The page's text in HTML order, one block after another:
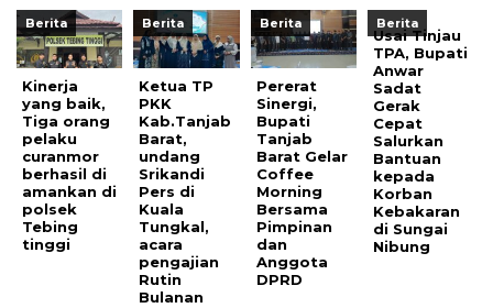
Berita
Kinerja
yang baik,
Tiga orang
pelaku
curanmor
berhasil di
amankan di
polsek
Tebing
tinggi
Berita
Ketua TP
PKK
Kab.Tanjab
Barat,
undang
Srikandi
Pers di
Kuala
Tungkal,
acara
pengajian
Rutin
Bulanan
Berita
Pererat
Sinergi,
Bupati
Tanjab
Barat Gelar
Coffee
Morning
Bersama
Pimpinan
dan
Anggota
DPRD
Berita
Usai Tinjau
TPA, Bupati
Anwar
Sadat
Gerak
Cepat
Salurkan
Bantuan
kepada
Korban
Kebakaran
di Sungai
Nibung